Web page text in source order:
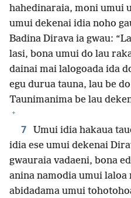
hahedinaraia, moni umui
umui dekenai idia noho
Badina Dirava ia gwau:
lasi, bona umui do lau
dainai mai lalogoada ida
egu durua tauna, lau be
Taunimanima be lau
+
7 Umui idia hakaua
idia ese umui dekenai
gwauraia vadaeni, bona
anina namodia umui laloa
abidadama umui